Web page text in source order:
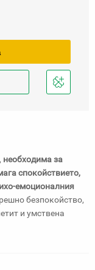
Добави
необходима за
спокойствието,
емоционалния
безпокойство,
и умствена